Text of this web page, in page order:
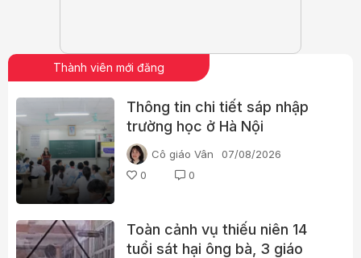
Thành viên mới đăng
Thông tin chi tiết sáp nhập
trường học ở Hà Nội
Cô giáo Vân
07/08/2026
0
0
Toàn cảnh vụ thiếu niên 14
tuổi sát hại ông bà, 3 giáo